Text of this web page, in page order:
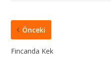
Önceki
Fincanda Kek